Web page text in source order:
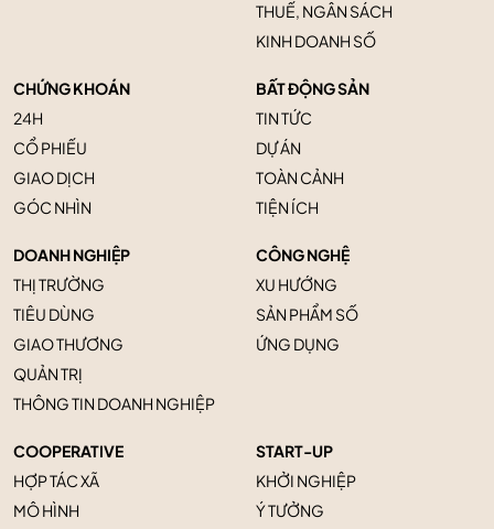
THUẾ, NGÂN SÁCH
KINH DOANH SỐ
CHỨNG KHOÁN
24H
CỔ PHIẾU
GIAO DỊCH
GÓC NHÌN
BẤT ĐỘNG SẢN
TIN TỨC
DỰ ÁN
TOÀN CẢNH
TIỆN ÍCH
DOANH NGHIỆP
THỊ TRƯỜNG
TIÊU DÙNG
GIAO THƯƠNG
QUẢN TRỊ
THÔNG TIN DOANH NGHIỆP
CÔNG NGHỆ
XU HƯỚNG
SẢN PHẨM SỐ
ỨNG DỤNG
COOPERATIVE
HỢP TÁC XÃ
MÔ HÌNH
START-UP
KHỞI NGHIỆP
Ý TƯỞNG